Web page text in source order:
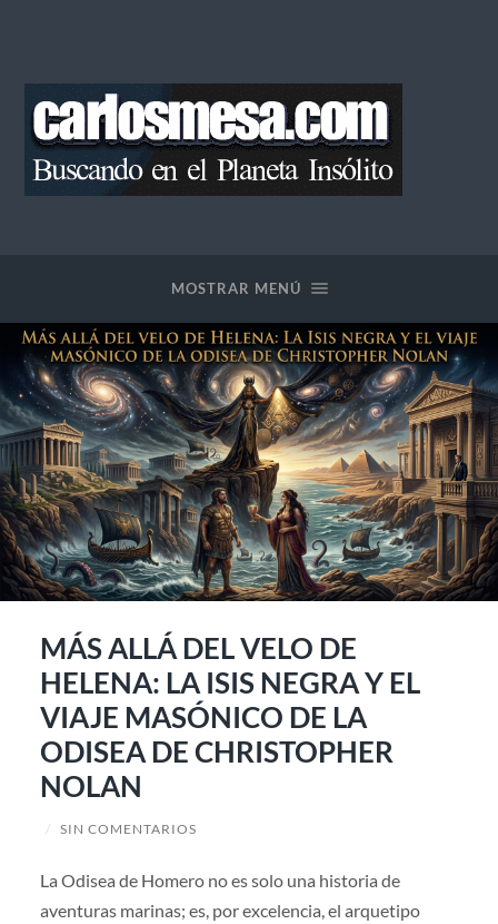
MOSTRAR MENÚ
MÁS ALLÁ DEL VELO DE
HELENA: LA ISIS NEGRA Y EL
VIAJE MASÓNICO DE LA
ODISEA DE CHRISTOPHER
NOLAN
/ SIN COMENTARIOS
La Odisea de Homero no es solo una historia de
aventuras marinas; es, por excelencia, el arquetipo